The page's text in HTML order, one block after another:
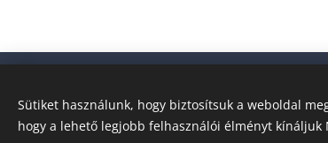
Sütiket használunk, hogy biztosítsuk a weboldal
hogy a lehető legjobb felhasználói élményt kínáljuk